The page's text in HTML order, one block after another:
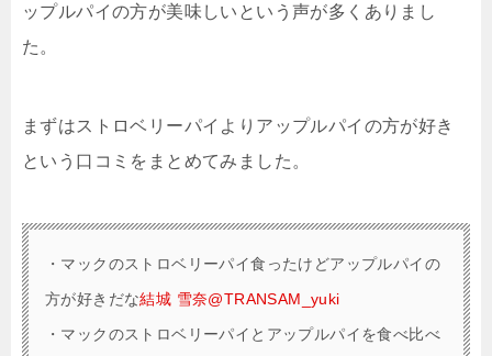
ップルパイの方が美味しいという声が多くありまし
た。
まずはストロベリーパイよりアップルパイの方が好き
という口コミをまとめてみました。
・ マックのストロベリーパイ食ったけどアップルパイの
方が好きだな結城 雪奈@TRANSAM_yuki
・ マックのストロベリーパイとアップルパイを食べ比べ